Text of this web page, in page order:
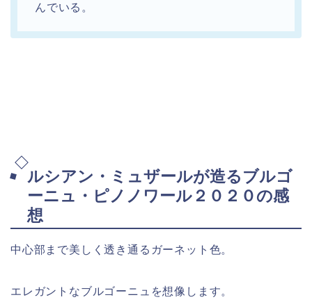
んでいる。
ルシアン・ミュザールが造るブルゴ
ーニュ・ピノノワール２０２０の感
想
中心部まで美しく透き通るガーネット色。
エレガントなブルゴーニュを想像します。